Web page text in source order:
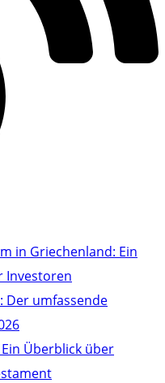
in Griechenland: Ein
Investoren
Der umfassende
Überblick über